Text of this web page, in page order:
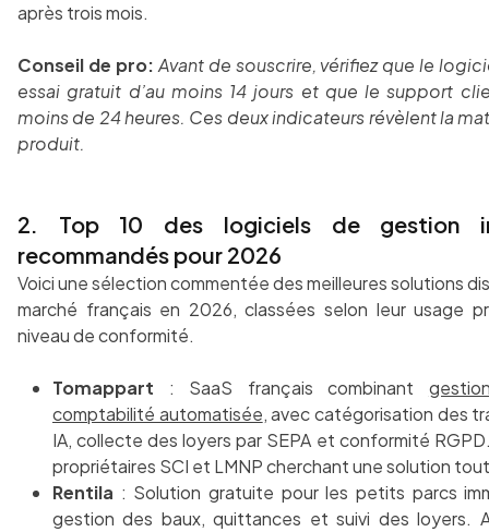
après trois mois.
Conseil de pro: Avant de souscrire, vérifiez que le
essai gratuit d’au moins 14 jours et que le support
moins de 24 heures. Ces deux indicateurs révèlent la
produit.
2. Top 10 des logiciels de gestion
recommandés pour 2026
Voici une sélection commentée des meilleures solutions
marché français en 2026, classées selon leur usage
niveau de conformité.
Tomappart : SaaS français combinant
comptabilité automatisée, avec catégorisation des
IA, collecte des loyers par SEPA et conformité
propriétaires SCI et LMNP cherchant une solution
Rentila : Solution gratuite pour les petits parcs
gestion des baux, quittances et suivi des loyers.